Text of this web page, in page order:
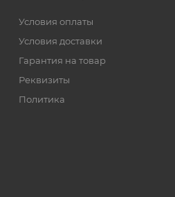
Условия оплаты
Условия доставки
Гарантия на товар
Реквизиты
Политика